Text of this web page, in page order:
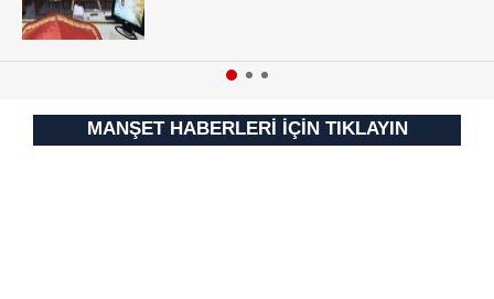
MANŞET HABERLERİ İÇİN TIKLAYIN